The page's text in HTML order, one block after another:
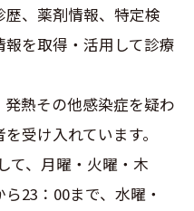
歴、薬剤情報、特定検
を取得・活用して診療
発熱その他感染症を疑わ
受け入れています。
、月曜・火曜・木
23：00まで、水曜・